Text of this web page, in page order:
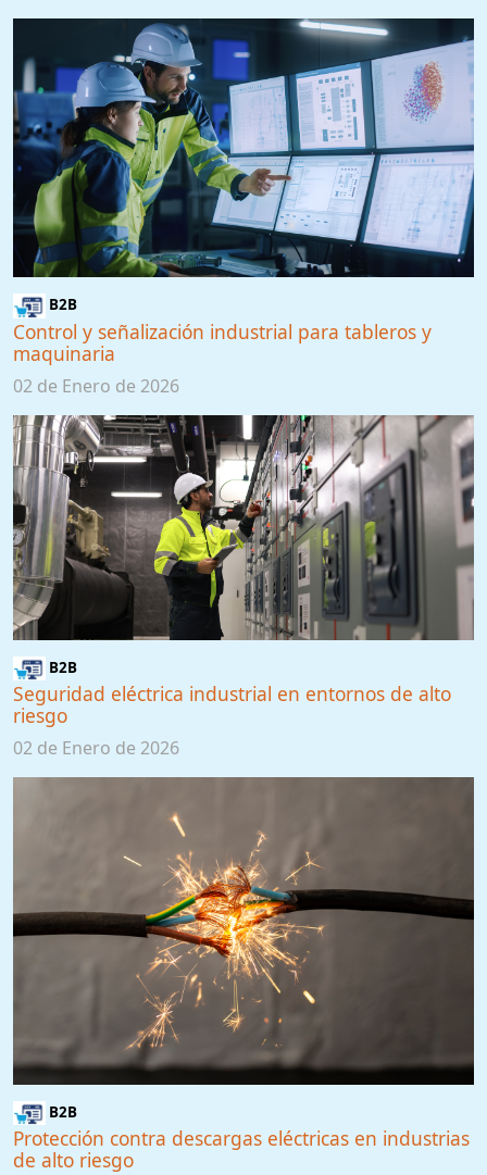
B2B
Control y señalización industrial para tableros y
maquinaria
02 de Enero de 2026
B2B
Seguridad eléctrica industrial en entornos de alto
riesgo
02 de Enero de 2026
B2B
Protección contra descargas eléctricas en industrias
de alto riesgo